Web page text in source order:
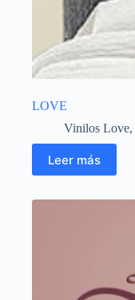
LOVE
Vinilos Love,
Leer más